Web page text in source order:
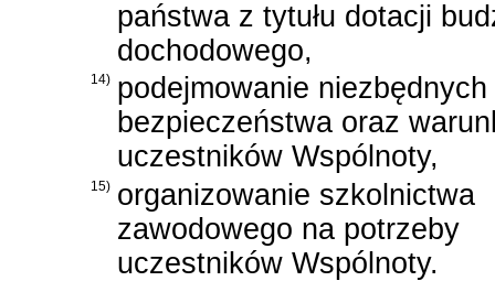
państwa z tytułu dotacji
dochodowego,
14) podejmowanie
bezpieczeństwa oraz
uczestników Wspólnoty,
15) organizowanie szkolnictwa
zawodowego na potrzeby
uczestników Wspólnoty.